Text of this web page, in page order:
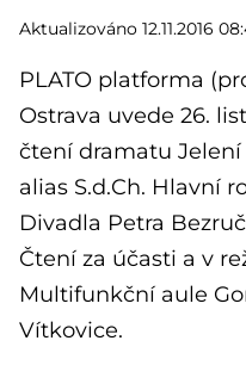
Aktualizováno 12.11.2016
PLATO platforma
Ostrava uvede 26.
čtení dramatu
alias S.d.Ch. Hlavní
Divadla Petra
Čtení za účasti a v
Multifunkční aule
Vítkovice.